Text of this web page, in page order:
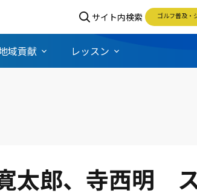
サイト内検索 ゴルフ普及・
域貢献 レッスン
太郎、寺西明